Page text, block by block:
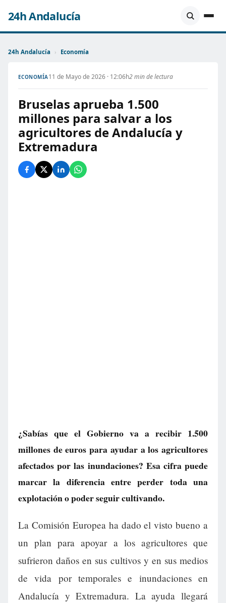
24h Andalucía
24h Andalucía › Economía
ECONOMÍA11 de Mayo de 2026 · 12:06h2 min de lectura
Bruselas aprueba 1.500
millones para salvar a los
agricultores de Andalucía y
Extremadura
¿Sabías que el Gobierno va a recibir 1.500
millones de euros para ayudar a los agricultores
afectados por las inundaciones? Esa cifra puede
marcar la diferencia entre perder toda una
explotación o poder seguir cultivando.
La Comisión Europea ha dado el visto bueno a
un plan para apoyar a los agricultores que
sufrieron daños en sus cultivos y en sus medios
de vida por temporales e inundaciones en
Andalucía y Extremadura. La ayuda llegará